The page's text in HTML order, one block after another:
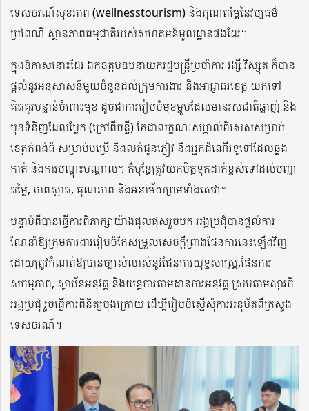
ទេសចរណ៍សុខភាព (wellnesstourism) និងគុណតម្លៃនៃវប្បធម៌
ប្រពៃណី ស្ថានភាពធម្មជាតិរបស់សហគមន៍មូលដ្ឋានផងដែរ។
ក្នុងឱកាសនោះដែរ ឯកឧត្តមឧបនាយករដ្ឋមន្ត្រីប្រចាំការ វង្សី វិស្សុត ក៏បាន
ផ្តល់នូវអនុសាសន៍មួយចំនួនដល់ក្រុមការងារ និងអាជ្ញាធរខេត្ត យកទៅ
គិតគូរបន្ទាន់ចំពោះមុខ ដូចជាការរៀបចំមុខម្ហូបដែលមានរសជាតិឆញ់ និង
មុខទំនិញដែលប្លែក (ក្រៅពីចន្ទី)តែជាលក្ខណៈសម្គាល់ពិសេសសម្រាប់
ខេត្តកំពង់ធំ សម្រាប់បម្រើ និងលក់ជូនភ្ញៀវ និងអ្នកដំណើរទូទៅដែលឆ្លង
កាត់ និងការបណ្តុះបណ្តាល។ ក៏ប៉ុន្តែត្រូវយកចិត្តទុកដាក់ខ្ពស់ទៅដល់បញ្ហា
តម្លៃ, ភាពស្អាត, គុណភាព និងអនាម័យព្រមទាំងសេវា។
បន្ទាប់ពីបានធ្វើការពិភាក្សាយ៉ាងផុលផុសរួចមក អង្គប្រជុំបានផ្តល់ការ
ណែនាំឱ្យក្រុមការងាររៀបចំកែសម្រួលសេចក្ដីព្រាងផែនការនេះឡើងវិញ
ដោយត្រូវកំណត់ឱ្យបានច្បាស់លាស់នូវផែនការយុទ្ធសាស្ត្រ,ផែនការ
សកម្មភាព, ស្ថាប័នអនុវត្ត និងយន្តការតាមដានការអនុវត្ត ស្របតាមស្មារតី
អង្គប្រជុំ រួចធ្វើការពិនិត្យចុងក្រោយ ដើម្បីរៀបចំស្នើសុំការអនុម័តពីក្រសួង
ទេសចរណ៍។